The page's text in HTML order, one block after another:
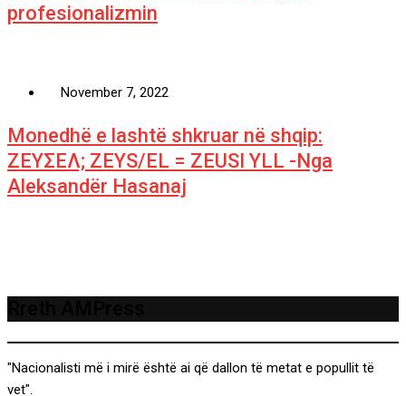
profesionalizmin
November 7, 2022
Monedhë e lashtë shkruar në shqip:
ΖΕΥΣΕΛ; ZEYS/EL = ZEUSI YLL -Nga
Aleksandër Hasanaj
"Nacionalisti më i mirë është ai që dallon të metat e popullit të
vet".